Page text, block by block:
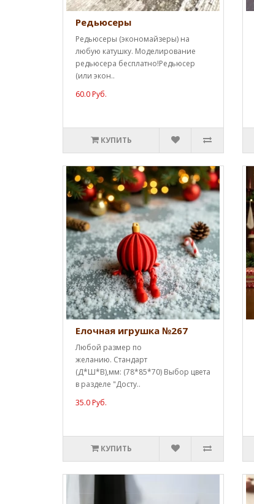
Редьюсеры
Редьюсеры (экономайзеры) на
любую катушку. Моделирование
редьюсера бесплатно!Редьюсер
(или экон..
60.0 Руб.
КУПИТЬ
Елочная игрушка №267
Любой размер по
желанию. Стандарт
(Д*Ш*В),мм: (78*85*70) Выбор цвета
в разделе "Досту..
35.0 Руб.
КУПИТЬ